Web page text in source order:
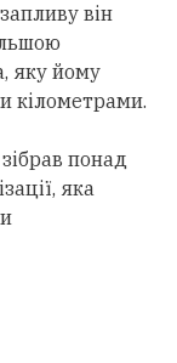
він
яку йому
кілометрами.
понад
яка